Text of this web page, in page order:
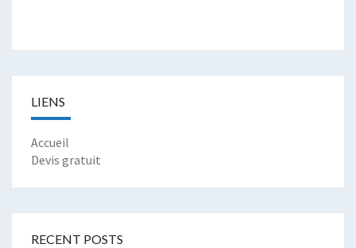
LIENS
Accueil
Devis gratuit
RECENT POSTS